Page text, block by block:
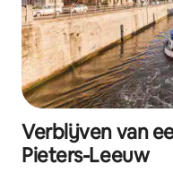
Verblijven van
Pieters-Leeuw